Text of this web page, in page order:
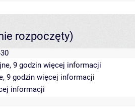
rozpoczęty)
9 godzin więcej informacji
9 godzin więcej informacji
informacji